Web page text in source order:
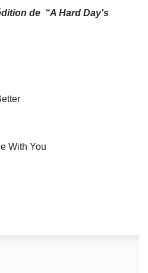
de “A Hard Day's
With You